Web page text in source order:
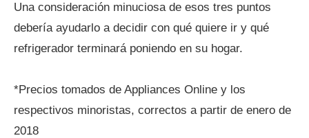
Una consideración minuciosa de esos tres puntos
debería ayudarlo a decidir con qué quiere ir y qué
refrigerador terminará poniendo en su hogar.
*Precios tomados de Appliances Online y los
respectivos minoristas, correctos a partir de enero de
2018